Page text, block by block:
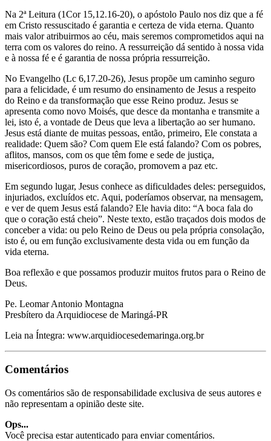
Na 2ª Leitura (1Cor 15,12.16-20), o apóstolo Paulo nos diz que a fé
em Cristo ressuscitado é garantia e certeza de vida eterna. Quanto
mais valor atribuirmos ao céu, mais seremos comprometidos aqui na
terra com os valores do reino. A ressurreição dá sentido à nossa vida
e à nossa fé e é garantia de nossa própria ressurreição.
No Evangelho (Lc 6,17.20-26), Jesus propõe um caminho seguro
para a felicidade, é um resumo do ensinamento de Jesus a respeito
do Reino e da transformação que esse Reino produz. Jesus se
apresenta como novo Moisés, que desce da montanha e transmite a
lei, isto é, a vontade de Deus que leva a libertação ao ser humano.
Jesus está diante de muitas pessoas, então, primeiro, Ele constata a
realidade: Quem são? Com quem Ele está falando? Com os pobres,
aflitos, mansos, com os que têm fome e sede de justiça,
misericordiosos, puros de coração, promovem a paz etc.
Em segundo lugar, Jesus conhece as dificuldades deles: perseguidos,
injuriados, excluídos etc. Aqui, poderíamos observar, na mensagem,
e ver de quem Jesus está falando? Ele havia dito: “A boca fala do
que o coração está cheio”. Neste texto, estão traçados dois modos de
conceber a vida: ou pelo Reino de Deus ou pela própria consolação,
isto é, ou em função exclusivamente desta vida ou em função da
vida eterna.
Boa reflexão e que possamos produzir muitos frutos para o Reino de
Deus.
Pe. Leomar Antonio Montagna
Presbítero da Arquidiocese de Maringá-PR
Leia na Íntegra: www.arquidiocesedemaringa.org.br
Comentários
Os comentários são de responsabilidade exclusiva de seus autores e
não representam a opinião deste site.
Ops...
Você precisa estar autenticado para enviar comentários.